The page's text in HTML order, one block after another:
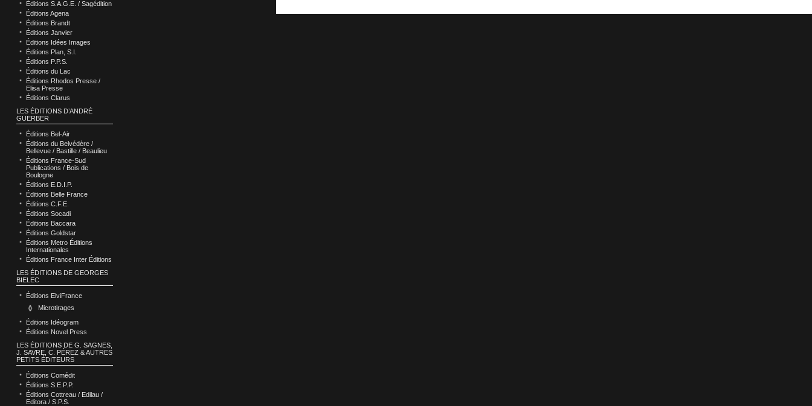
Éditions S.A.G.E. / Sagédition
Éditions Agena
Éditions Brandt
Éditions Janvier
Éditions Idées Images
Éditions Plan, S.I.
Éditions P.P.S.
Éditions du Lac
Éditions Rhodos Presse /
Elisa Presse
Éditions Clarus
LES ÉDITIONS D’ANDRÉ
GUERBER
Éditions Bel-Air
Éditions du Belvédère /
Bellevue / Bastille / Beaulieu
Éditions France-Sud
Publications / Bois de
Boulogne
Éditions E.D.I.P.
Éditions Belle France
Éditions C.F.E.
Éditions Socadi
Éditions Baccara
Éditions Goldstar
Éditions Metro Éditions
Internationales
Éditions France Inter Éditions
LES ÉDITIONS DE GEORGES
BIELEC
Éditions ElviFrance
Microtirages
Éditions Idéogram
Éditions Novel Press
LES ÉDITIONS DE G. SAGNES,
J. SAVRE, C. PÉREZ & AUTRES
PETITS ÉDITEURS
Éditions Comédit
Éditions S.E.P.P.
Éditions Cottreau / Edilau /
Editora / S.P.S.